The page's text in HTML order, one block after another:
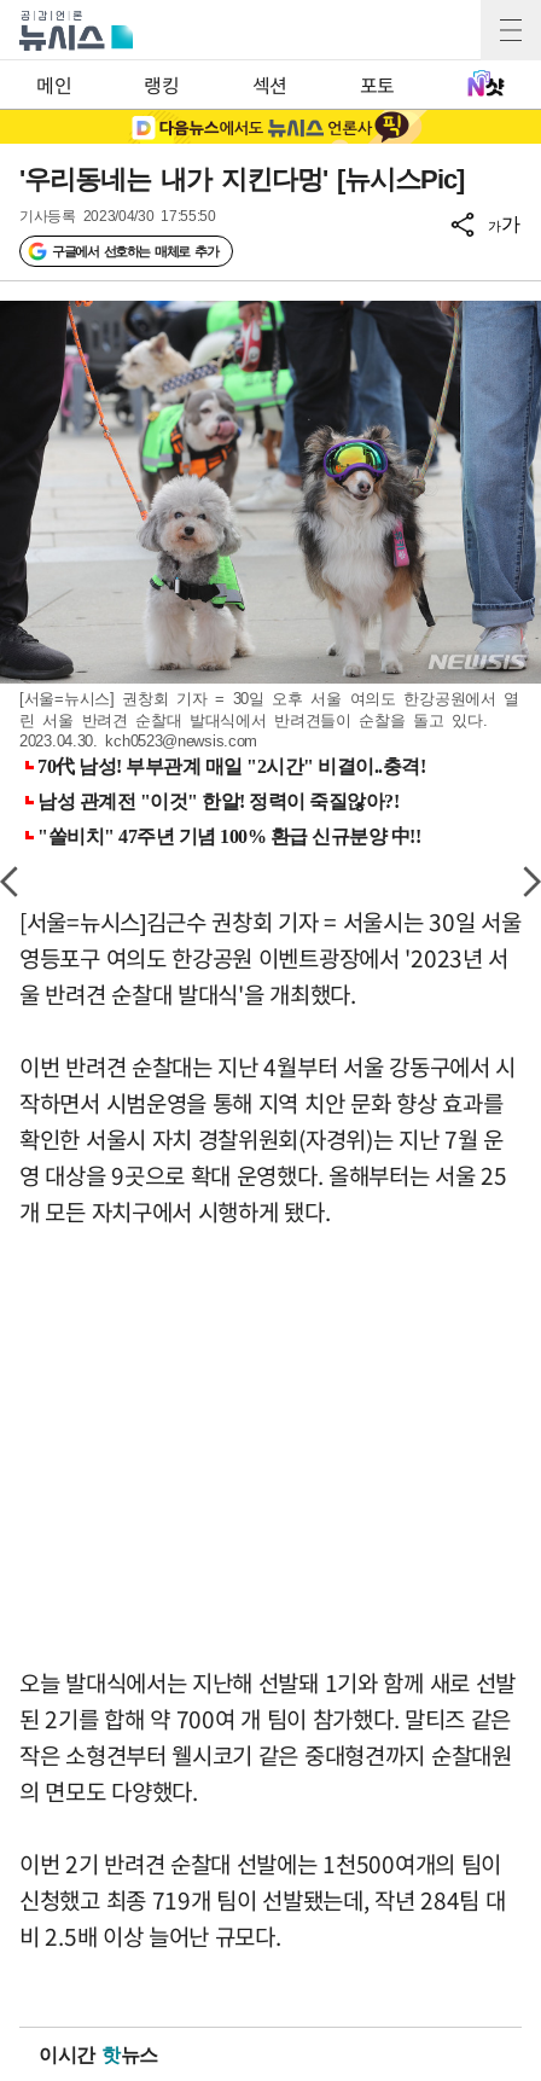
메인 랭킹 섹션 포토
'우리동네는 내가 지킨다멍' [뉴시스Pic]
기사등록 2023/04/30 17:55:50
구글에서 선호하는 매체로 추가
가가
[서울=뉴시스] 권창회 기자 = 30일 오후 서울 여의도 한강공원에서 열
린 서울 반려견 순찰대 발대식에서 반려견들이 순찰을 돌고 있다.
2023.04.30. kch0523@newsis.com
[서울=뉴시스]김근수 권창회 기자 = 서울시는 30일 서울
영등포구 여의도 한강공원 이벤트광장에서 '2023년 서
울 반려견 순찰대 발대식'을 개최했다.
이번 반려견 순찰대는 지난 4월부터 서울 강동구에서 시
작하면서 시범운영을 통해 지역 치안 문화 향상 효과를
확인한 서울시 자치 경찰위원회(자경위)는 지난 7월 운
영 대상을 9곳으로 확대 운영했다. 올해부터는 서울 25
개 모든 자치구에서 시행하게 됐다.
오늘 발대식에서는 지난해 선발돼 1기와 함께 새로 선발
된 2기를 합해 약 700여 개 팀이 참가했다. 말티즈 같은
작은 소형견부터 웰시코기 같은 중대형견까지 순찰대원
의 면모도 다양했다.
이번 2기 반려견 순찰대 선발에는 1천500여개의 팀이
신청했고 최종 719개 팀이 선발됐는데, 작년 284팀 대
비 2.5배 이상 늘어난 규모다.
이시간 핫뉴스